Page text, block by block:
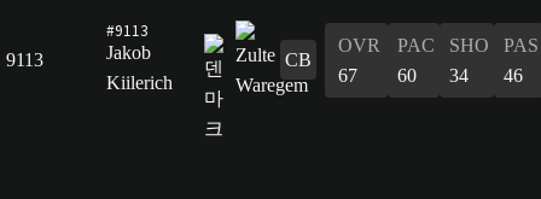
9113
#9113
Jakob
Kiilerich
CB
OVR
67
PAC
60
SHO
34
PAS
46